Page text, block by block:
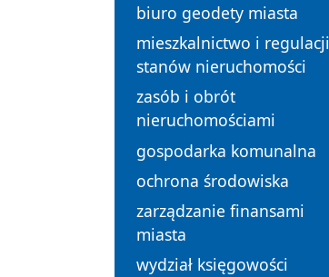
biuro geodety miasta
mieszkalnictwo i regulacji
stanów nieruchomości
zasób i obrót
nieruchomościami
gospodarka komunalna
ochrona środowiska
zarządzanie finansami
miasta
wydział księgowości